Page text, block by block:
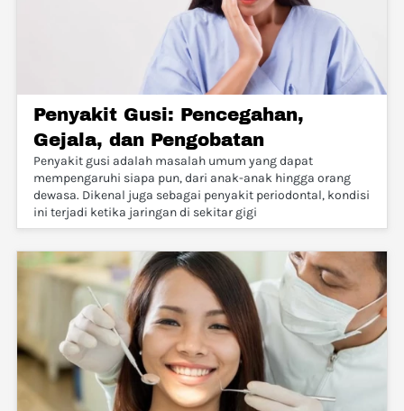
Penyakit Gusi: Pencegahan,
Gejala, dan Pengobatan
Penyakit gusi adalah masalah umum yang dapat
mempengaruhi siapa pun, dari anak-anak hingga orang
dewasa. Dikenal juga sebagai penyakit periodontal, kondisi
ini terjadi ketika jaringan di sekitar gigi